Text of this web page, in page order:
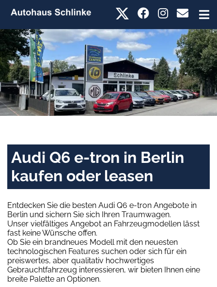
Audi Q6 e-tron in Berlin
kaufen oder leasen
Entdecken Sie die besten Audi Q6 e-tron Angebote in
Berlin und sichern Sie sich Ihren Traumwagen.
Unser vielfältiges Angebot an Fahrzeugmodellen lässt
fast keine Wünsche offen.
Ob Sie ein brandneues Modell mit den neuesten
technologischen Features suchen oder sich für ein
preiswertes, aber qualitativ hochwertiges
Gebrauchtfahrzeug interessieren, wir bieten Ihnen eine
breite Palette an Optionen.